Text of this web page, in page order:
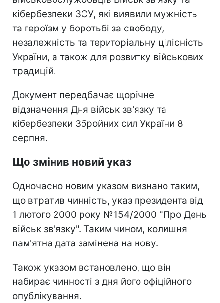
кібербезпеки ЗСУ, які виявили мужність
та героїзм у боротьбі за свободу,
незалежність та територіальну цілісність
України, а також для розвитку військових
традицій.
Документ передбачає щорічне
відзначення Дня військ зв'язку та
кібербезпеки Збройних сил України 8
серпня.
Що змінив новий указ
Одночасно новим указом визнано таким,
що втратив чинність, указ президента від
1 лютого 2000 року №154/2000 "Про День
військ зв'язку". Таким чином, колишня
пам'ятна дата замінена на нову.
Також указом встановлено, що він
набирає чинності з дня його офіційного
опублікування.